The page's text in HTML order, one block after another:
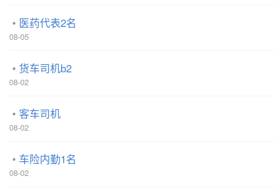
医药代表2名
08-05
货车司机b2
08-02
客车司机
08-02
车险内勤1名
08-02